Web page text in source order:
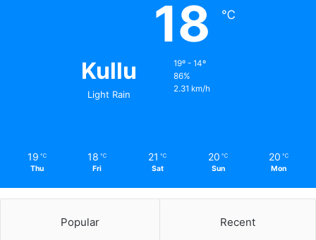
Kullu
Light Rain
18 ℃
19º - 14º
86%
2.31 km/h
19 ℃
Thu
18 ℃
Fri
21 ℃
Sat
20 ℃
Sun
20 ℃
Mon
Popular Recent